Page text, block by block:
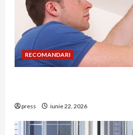
RECOMANDARI
press iunie 22, 2026